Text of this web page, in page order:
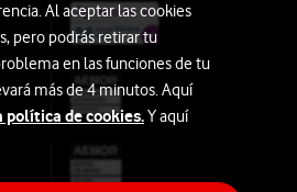
Al aceptar las cookies
pero podrás retirar tu
en las funciones de tu
más de 4 minutos. Aquí
de cookies.Y aquí